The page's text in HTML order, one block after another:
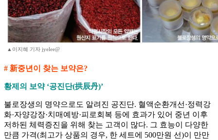
▲이지혜 기자 jyelee@
# 新중년이 찾는 보약은?
황제의 보약 ‘공진단(拱辰丹)’
불로장생의 명약으로도 알려진 공진단. 혈액순환개선·정력강
화·자양강장·치매예방·피로회복 등에 효과가 있어 중년 이후
저하된 체력증진을 위해 찾는 고객이 많다. 그 효능이 다양한
만큼 가격(최고가 상품의 경우, 한 세트에 500만원 선)이 만만